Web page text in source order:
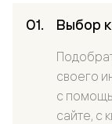
Выбор
своего
с
сайте, с